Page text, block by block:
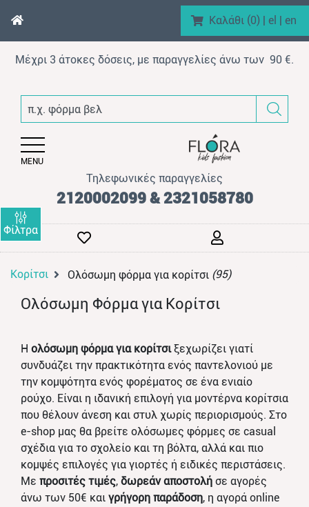
Καλάθι (0) | el | en
(Κορίτσι)
(Βρεφικό)
(AΞEΣOYAP)
(Brand)
(Προϊόντα)
Μέχρι 3 άτοκες δόσεις, με παραγγελίες άνω των 90 €.
π.χ. φόρμα βελουτέ
MENU
Τηλεφωνικές παραγγελίες
2120002099 & 2321058780
Κορίτσι Ολόσωμη φόρμα για κορίτσι (95)
Φίλτρα
Ολόσωμη Φόρμα για Κορίτσι
Η ολόσωμη φόρμα για κορίτσιξεχωρίζει γιατί
συνδυάζει την πρακτικότητα ενός παντελονιού με
την κομψότητα ενός φορέματος σε ένα ενιαίο
ρούχο. Είναι η ιδανική επιλογή για μοντέρνα κορίτσια
που θέλουν άνεση και στυλ χωρίς περιορισμούς. Στο
e-shop μας θα βρείτε ολόσωμες φόρμες σε casual
σχέδια για το σχολείο και τη βόλτα, αλλά και πιο
κομψές επιλογές για γιορτές ή ειδικές περιστάσεις.
Με προσιτές τιμές, δωρεάν αποστολή σε αγορές
άνω των 50€ και γρήγορη παράδοση, η αγορά online